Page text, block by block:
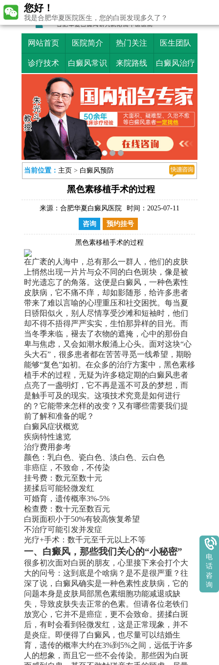
网站首页 医院简介 热门关注 医生团队
诊疗技术 白癜风常识 来院路线 白癜风治疗
当前位置： 主页 > 白癜风预防
黑色素移植手术的过程
来源： 合肥华夏白癜风医院 时间：2025-07-11
咨询 预约挂号
黑色素移植手术的过程
在广袤的人海中，总有那么一群人，他们的皮肤
上悄然出现一片片与众不同的白色斑块，像是被
时光遗忘了的角落。这便是白癜风，一种色素性
皮肤病，它不痛不痒，却如影随形，给许多患者
带来了难以言喻的心理重压和社交困扰。每当夏
日骄阳似火，别人尽情享受沙滩和短袖时，他们
却不得不捂得严严实实，生怕那异样的目光。而
当冬季来临，褪去了衣物的遮掩，心中的那份自
卑与焦虑，又会如潮水般涌上心头。面对这块“心
头大石”，很多患者都在苦苦寻觅一线希望，期盼
能够“复色”如初。在众多的治疗方案中，黑色素移
植手术的过程，无疑为许多稳定期的白癜风患者
点亮了一盏明灯，它不再是遥不可及的梦想，而
是触手可及的现实。这项技术究竟是如何进行
的？它能带来怎样的改变？又有哪些需要我们提
前了解和准备的呢？
白癜风症状概览
疾病特性速览
治疗费用参考
颜色：乳白色、瓷白色、淡白色、云白色
非癌症，不致命，不传染
挂号费：数元至数十元
搓揉后可能轻微发红
可婚育，遗传概率3%-5%
检查费：数十元至数百元
白斑面积小于50%有较高恢复希望
不治疗可能引发并发症
光疗+手术：数千元至千元以上不等
一、白癜风，那些我们关心的“小秘密”
很多初次面对白斑的朋友，心里接下来会打个大
大的问号：这到底是个啥病？是不是很严重？往
深了说，白癜风确实是一种色素性皮肤病，它的
问题本身是皮肤局部黑色素细胞功能减退或缺
失，导致皮肤失去正常的色素。但请各位老铁们
放宽心，它并不是癌症，更不会致命。搓揉白斑
后，有时会看到轻微发红，这是正常现象，并不
是炎症。即便得了白癜风，也尽量可以结婚生
育，遗传的概率大约在3%到5%之间，远低于许多
人的想象，而且它一些不会传染。那些因为白斑
您好！
我是合肥华夏医院医生，您的白斑发现多久了？
电
话
咨
询